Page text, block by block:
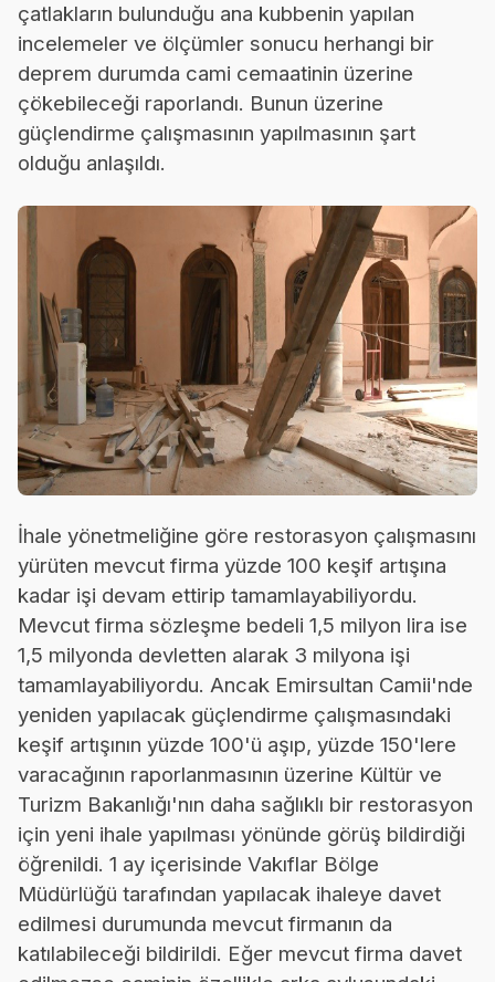
çatlakların bulunduğu ana kubbenin yapılan
incelemeler ve ölçümler sonucu herhangi bir
deprem durumda cami cemaatinin üzerine
çökebileceği raporlandı. Bunun üzerine
güçlendirme çalışmasının yapılmasının şart
olduğu anlaşıldı.
İhale yönetmeliğine göre restorasyon çalışmasını
yürüten mevcut firma yüzde 100 keşif artışına
kadar işi devam ettirip tamamlayabiliyordu.
Mevcut firma sözleşme bedeli 1,5 milyon lira ise
1,5 milyonda devletten alarak 3 milyona işi
tamamlayabiliyordu. Ancak Emirsultan Camii'nde
yeniden yapılacak güçlendirme çalışmasındaki
keşif artışının yüzde 100'ü aşıp, yüzde 150'lere
varacağının raporlanmasının üzerine Kültür ve
Turizm Bakanlığı'nın daha sağlıklı bir restorasyon
için yeni ihale yapılması yönünde görüş bildirdiği
öğrenildi. 1 ay içerisinde Vakıflar Bölge
Müdürlüğü tarafından yapılacak ihaleye davet
edilmesi durumunda mevcut firmanın da
katılabileceği bildirildi. Eğer mevcut firma davet